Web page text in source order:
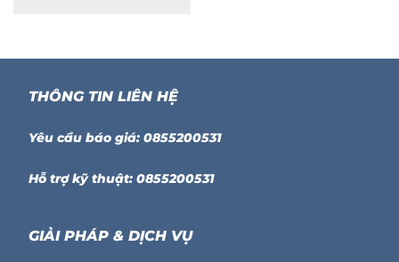
THÔNG TIN LIÊN HỆ
Yêu cầu báo giá: 0855200531
Hỗ trợ kỹ thuật: 0855200531
GIẢI PHÁP & DỊCH VỤ